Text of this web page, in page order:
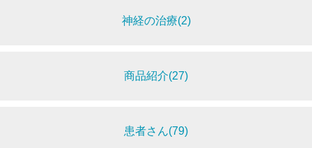
神経の治療(2)
商品紹介(27)
患者さん(79)